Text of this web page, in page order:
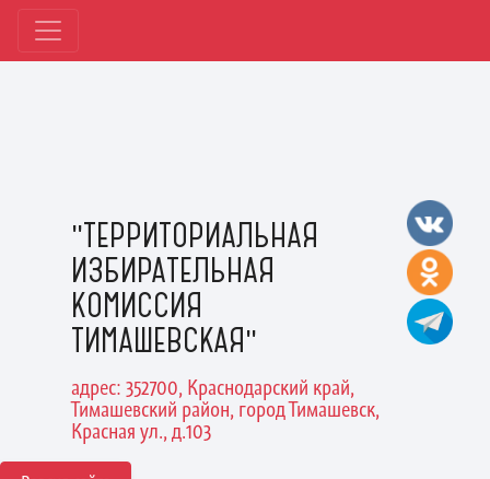
"ТЕРРИТОРИАЛЬНАЯ
ИЗБИРАТЕЛЬНАЯ
КОМИССИЯ
ТИМАШЕВСКАЯ"
адрес: 352700, Краснодарский край,
Тимашевский район, город Тимашевск,
Красная ул., д.103